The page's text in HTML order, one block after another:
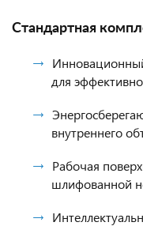
Стандартная
для
внутреннего
Рабочая
шлифованной